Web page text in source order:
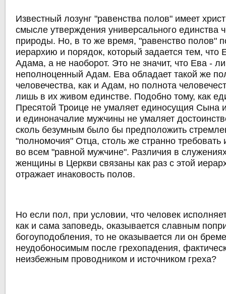
Известный лозунг "равенства полов" имеет
смысле утверждения универсального единства
природы. Но, в то же время, "равенство полов"
иерархию и порядок, который задается тем, что
Адама, а не наоборот. Это не значит, что Ева -
неполноценный Адам. Ева обладает такой же
человечества, как и Адам, но полнота
лишь в их живом единстве. Подобно тому, как
Пресятой Троице не умаляет единосущия Сына
и единоначалие мужчины не умаляет
сколь безумным было бы предположить
"полномочия" Отца, столь же странно требовать
во всем "равной мужчине". Различия в
женщины в Церкви связаны как раз с этой
отражает инаковость полов.
Но если пол, при условии, что человек
как и сама заповедь, оказывается славным
богоуподобления, то не оказывается ли он
неудобоносимым после грехопадения,
неизбежным проводником и источником греха?